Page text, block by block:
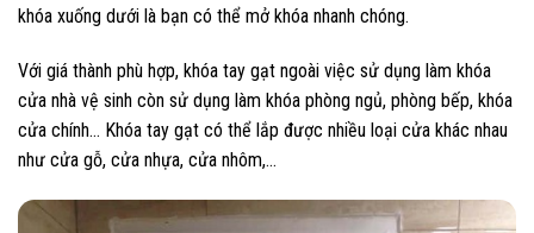
khóa xuống dưới là bạn có thể mở khóa nhanh chóng.
Với giá thành phù hợp, khóa tay gạt ngoài việc sử dụng làm khóa
cửa nhà vệ sinh còn sử dụng làm khóa phòng ngủ, phòng bếp, khóa
cửa chính… Khóa tay gạt có thể lắp được nhiều loại cửa khác nhau
như cửa gỗ, cửa nhựa, cửa nhôm,…